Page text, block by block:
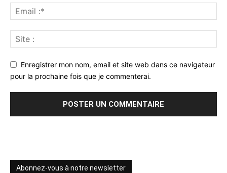
Enregistrer mon nom, email et site web dans ce navigateur
pour la prochaine fois que je commenterai.
Abonnez-vous à notre newsletter